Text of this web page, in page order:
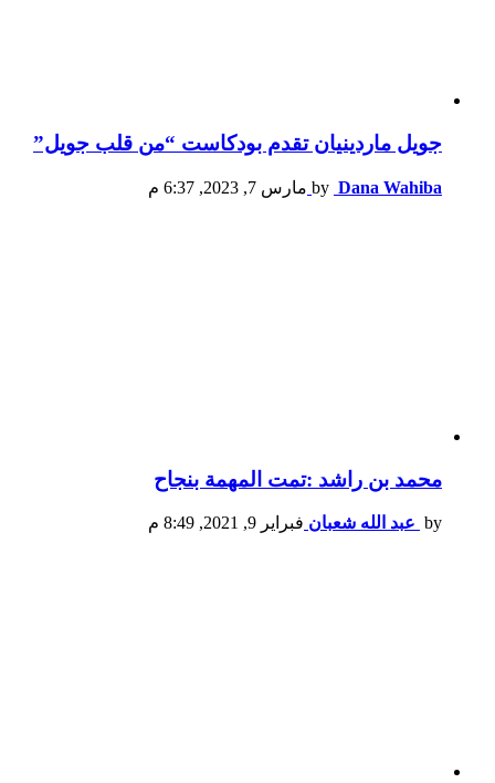
جويل ماردينيان تقدم بودكاست “من قلب جويل”
by Dana Wahiba مارس 7, 2023, 6:37 م
محمد بن راشد :تمت المهمة بنجاح
by عبد الله شعبان فبراير 9, 2021, 8:49 م